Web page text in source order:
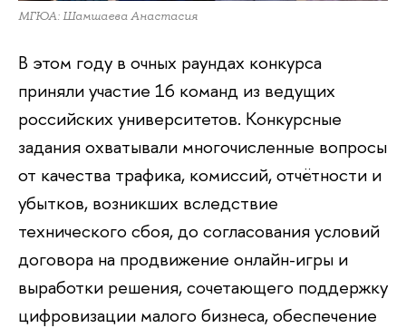
МГЮА: Шамшаева Анастасия
В этом году в очных раундах конкурса
приняли участие 16 команд из ведущих
российских университетов. Конкурсные
задания охватывали многочисленные вопросы
от качества трафика, комиссий, отчётности и
убытков, возникших вследствие
технического сбоя, до согласования условий
договора на продвижение онлайн-игры и
выработки решения, сочетающего поддержку
цифровизации малого бизнеса, обеспечение